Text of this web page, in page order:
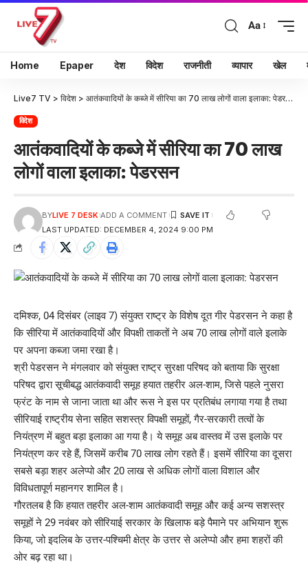
Aa
Home Epaper देश विदेश राजनीती व्यापार खेल
Live7 TV > विदेश > आतंकवादियों के कब्जे में सीरिया का 70 लाख लोगों वाला इलाका: पेडरसन
विदेश
आतंकवादियों के कब्जे में सीरिया का 70 लाख
लोगों वाला इलाका: पेडरसन
LAST UPDATED: DECEMBER 4, 2024 9:00 PM
BYLIVE 7 DESK ADD A COMMENT
दमिश्क, 04 दिसंबर (लाइव 7) संयुक्त राष्ट्र के विशेष दूत गीर पेडरसन ने कहा है
कि सीरिया में आतंकवादियों और विपक्षी ताकतों ने अब 70 लाख लोगों वाले इलाके
पर अपना कब्जा जमा रखा है।
श्री पेडरसन ने मंगलवार को संयुक्त राष्ट्र सुरक्षा परिषद को बताया कि सुरक्षा
परिषद द्वारा सूचीबद्ध आतंकवादी समूह हयात तहरीर अल-शाम, जिसे पहले नुसरा
फ्रंट के नाम से जाना जाता था और रूस ने इस पर प्रतिबंध लगाया गया है तथा
सीरियाई राष्ट्रीय सेना सहित सशस्त्र विपक्षी समूहों, गैर-सरकारी तत्वों के
नियंत्रण में बहुत बड़ा इलाका आ गया है। ये समूह अब वास्तव में उस इलाके पर
नियंत्रण कर रहे हैं, जिसमें करीब 70 लाख लोग रहते हैं। इसमें सीरिया का दूसरा
सबसे बड़ा शहर अलेप्पो और 20 लाख से अधिक लोगों वाला विशाल और
विविधतापूर्ण महानगर शामिल है।
गौरतलब है कि हयात तहरीर अल-शाम आतंकवादी समूह और कई अन्य सशस्त्र
समूहों ने 29 नवंबर को सीरियाई सरकार के खिलाफ बड़े पैमाने पर अभियान शुरू
किया, जो इदलिब के उत्तर-पश्चिमी क्षेत्र के उत्तर से अलेप्पो और हमा शहरों की
ओर बढ़ रहा था।